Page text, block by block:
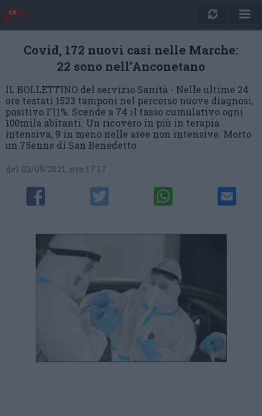
Covid, 172 nuovi casi nelle Marche:
22 sono nell’Anconetano
IL BOLLETTINO del servizio Sanità - Nelle ultime 24
ore testati 1523 tamponi nel percorso nuove diagnosi,
positivo l'11%. Scende a 74 il tasso cumulativo ogni
100mila abitanti. Un ricovero in più in terapia
intensiva, 9 in meno nelle aree non intensive. Morto
un 75enne di San Benedetto
del 03/09/2021, ore 17:17